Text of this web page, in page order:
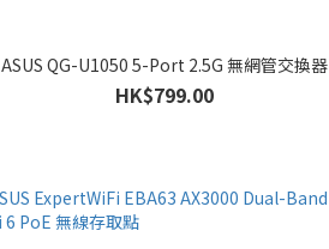
ASUS QG-U1050 5-Port 2.5G 無網管交換器
HK$799.00